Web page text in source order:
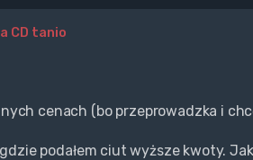
CD tanio
cenach (bo przeprowadzka i
podałem ciut wyższe kwoty.